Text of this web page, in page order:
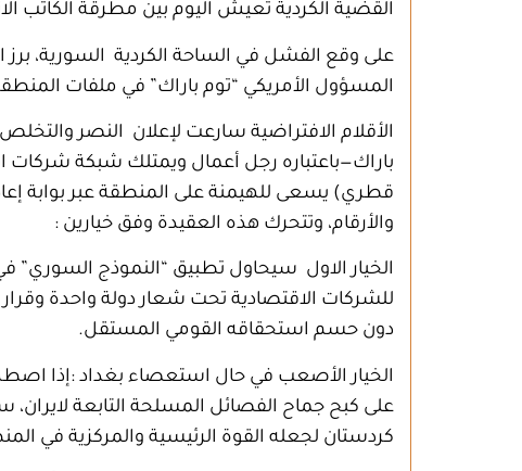
القضية الكردية تعيش اليوم بين مطرقة الكاتب
على وقع الفشل في الساحة الكردية السورية، برز
المسؤول الأمريكي “توم باراك” في ملفات
الأقلام الافتراضية سارعت لإعلان النصر
باراك—باعتباره رجل أعمال ويمتلك شبكة شركات
قطري) يسعى للهيمنة على المنطقة عبر بوابة
والأرقام، وتتحرك هذه العقيدة وفق خيارين :
الخيار الاول سيحاول تطبيق “النموذج السوري”
للشركات الاقتصادية تحت شعار دولة واحدة وقرار
دون حسم استحقاقه القومي المستقل.
الخيار الأصعب في حال استعصاء بغداد :إذا
على كبح جماح الفصائل المسلحة التابعة لايران،
كردستان لجعله القوة الرئيسية والمركزية في